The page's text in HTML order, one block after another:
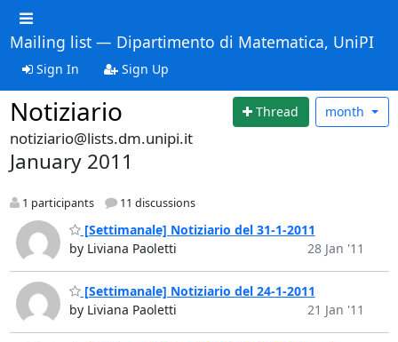
Mailing list — Dipartimento di Matematica, UniPI
Sign In Sign Up
Notiziario Thread month
notiziario@lists.dm.unipi.it
January 2011
1 participants 11 discussions
[Settimanale] Notiziario del 31-1-2011
by Liviana Paoletti
28 Jan '11
[Settimanale] Notiziario del 24-1-2011
by Liviana Paoletti
21 Jan '11